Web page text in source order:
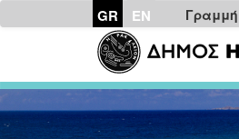
GR EN Γραμμή